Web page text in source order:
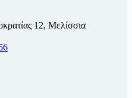
12, Μελίσσια